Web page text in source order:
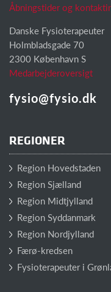
Åbningstider og
Danske Fysioterapeuter
Holmbladsgade 70
2300 København S
Medarbejderoversigt
fysio@fysio.dk
REGIONER
Region Hovedstaden
Region Sjælland
Region Midtjylland
Region Syddanmark
Region Nordjylland
Færø-kredsen
Fysioterapeuter i